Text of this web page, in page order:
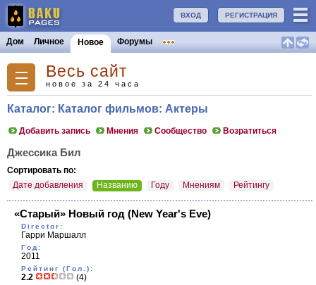
РЕГИСТРАЦИЯ
ВХОД
Дом Личное Новое Форумы
Весь сайт
новое за 24 часа
Каталог: Каталог фильмов: Актеры
Добавить запись Мнения Сообщество Возратиться
Джессика Бил
Сортировать по:
Дате добавления
Названию Году Мнениям Рейтингу
«Старый» Новый год (New Year's Eve)
Director:
Гарри Маршалл
Год:
2011
Рейтинг (Гол.):
2.2 (4)